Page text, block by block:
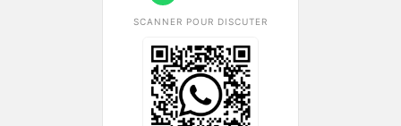
SCANNER POUR DISCUTER